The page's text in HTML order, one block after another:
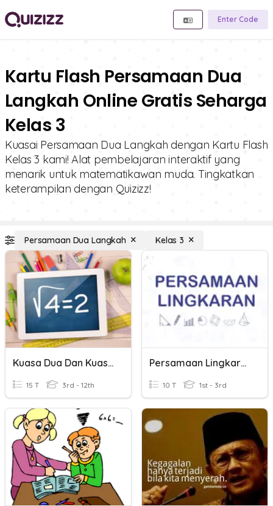
Enter Code
Kartu Flash Persamaan Dua
Langkah Online Gratis Seharga
Kelas 3
Kuasai Persamaan Dua Langkah dengan Kartu Flash
Kelas 3 kami! Alat pembelajaran interaktif yang
menarik untuk matematikawan muda. Tingkatkan
keterampilan dengan Quizizz!
Persamaan Dua Langkah Kelas 3
Kuasa Dua Dan Kuasa Dua Sempurna
15 T 3rd - 12th
Persamaan Lingkaran
10 T 1st - 3rd